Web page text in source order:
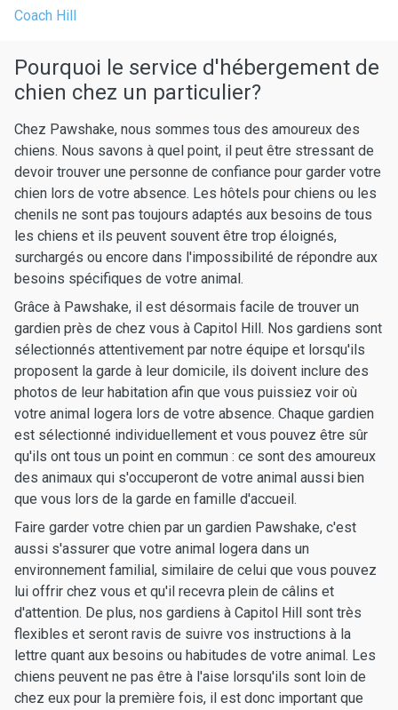
Coach Hill
Pourquoi le service d'hébergement de
chien chez un particulier?
Chez Pawshake, nous sommes tous des amoureux des
chiens. Nous savons à quel point, il peut être stressant de
devoir trouver une personne de confiance pour garder votre
chien lors de votre absence. Les hôtels pour chiens ou les
chenils ne sont pas toujours adaptés aux besoins de tous
les chiens et ils peuvent souvent être trop éloignés,
surchargés ou encore dans l'impossibilité de répondre aux
besoins spécifiques de votre animal.
Grâce à Pawshake, il est désormais facile de trouver un
gardien près de chez vous à Capitol Hill. Nos gardiens sont
sélectionnés attentivement par notre équipe et lorsqu'ils
proposent la garde à leur domicile, ils doivent inclure des
photos de leur habitation afin que vous puissiez voir où
votre animal logera lors de votre absence. Chaque gardien
est sélectionné individuellement et vous pouvez être sûr
qu'ils ont tous un point en commun : ce sont des amoureux
des animaux qui s'occuperont de votre animal aussi bien
que vous lors de la garde en famille d'accueil.
Faire garder votre chien par un gardien Pawshake, c'est
aussi s'assurer que votre animal logera dans un
environnement familial, similaire de celui que vous pouvez
lui offrir chez vous et qu'il recevra plein de câlins et
d'attention. De plus, nos gardiens à Capitol Hill sont très
flexibles et seront ravis de suivre vos instructions à la
lettre quant aux besoins ou habitudes de votre animal. Les
chiens peuvent ne pas être à l'aise lorsqu'ils sont loin de
chez eux pour la première fois, il est donc important que